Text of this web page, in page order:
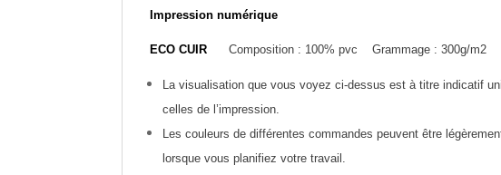
Impression numérique
ECO CUIRComposition : 100% pvc Grammage : 300g/m2
La visualisation que vous voyez ci-dessus est à titre indicatif
celles de l’impression.
Les couleurs de différentes commandes peuvent être
lorsque vous planifiez votre travail.